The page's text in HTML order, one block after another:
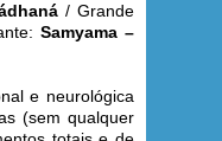
/ Grande
Samyama –
e neurológica
(sem qualquer